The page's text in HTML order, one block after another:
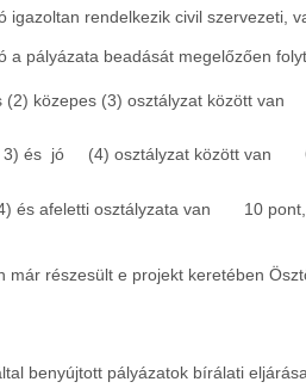
igazoltan rendelkezik civil szervezeti,
a pályázata beadását megelőzően
(2) közepes (3) osztályzat között van
3) és jó (4) osztályzat között van
és afeletti osztályzata van 10 pont,
már részesült e projekt keretében
benyújtott pályázatok bírálati